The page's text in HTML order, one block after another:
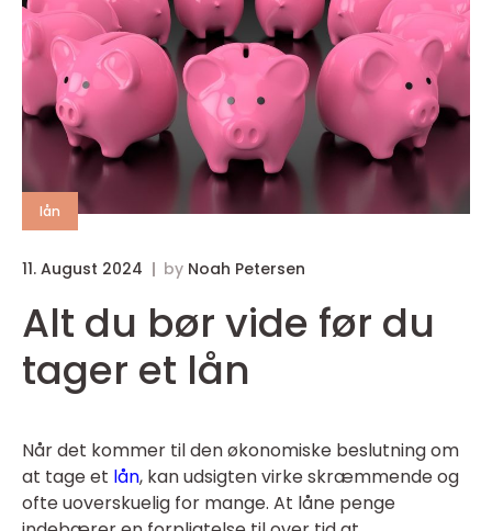
lån
11. August 2024 by Noah Petersen
Alt du bør vide før du
tager et lån
Når det kommer til den økonomiske beslutning om
at tage et lån, kan udsigten virke skræmmende og
ofte uoverskuelig for mange. At låne penge